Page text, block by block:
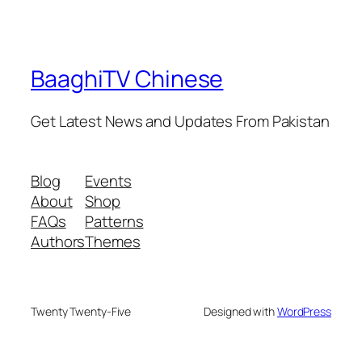
BaaghiTV Chinese
Get Latest News and Updates From Pakistan
Blog
About
FAQs
Authors
Events
Shop
Patterns
Themes
Twenty Twenty-Five Designed withWordPress